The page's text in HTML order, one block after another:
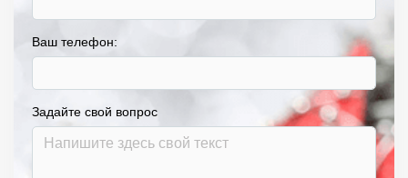
Ваш телефон:
Задайте свой вопрос